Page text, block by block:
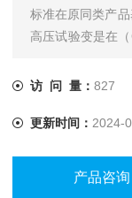
标准在原同类产
高压试验变是在
访 问 量： 827
更新时间： 2024-
产品咨询